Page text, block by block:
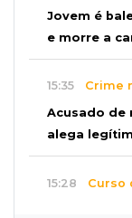
Jovem é
e morre a
15:35 Crime
Acusado de
alega
15:28 Curso